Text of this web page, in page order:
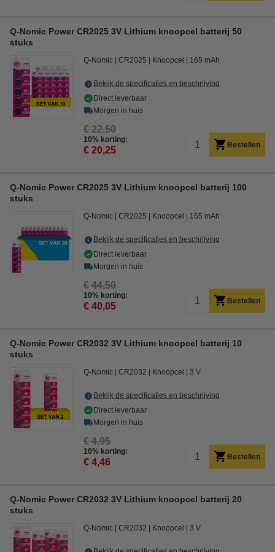
Q-Nomic Power CR2025 3V Lithium knoopcel batterij 50
stuks
Q-Nomic CR2025 Knoopcel 165 mAh
Bekijk de specificaties en beschrijving
Direct leverbaar
Morgen in huis
€ 22,50
10% korting:
€ 20,25 Bestellen
Q-Nomic Power CR2025 3V Lithium knoopcel batterij 100
stuks
Q-Nomic CR2025 Knoopcel 165 mAh
Bekijk de specificaties en beschrijving
Direct leverbaar
Morgen in huis
€ 44,50
10% korting:
€ 40,05 Bestellen
Q-Nomic Power CR2032 3V Lithium knoopcel batterij 10
stuks
Q-Nomic CR2032 Knoopcel 3 V
Bekijk de specificaties en beschrijving
Direct leverbaar
Morgen in huis
€ 4,95
10% korting:
€ 4,46 Bestellen
Q-Nomic Power CR2032 3V Lithium knoopcel batterij 20
stuks
Q-Nomic CR2032 Knoopcel 3 V